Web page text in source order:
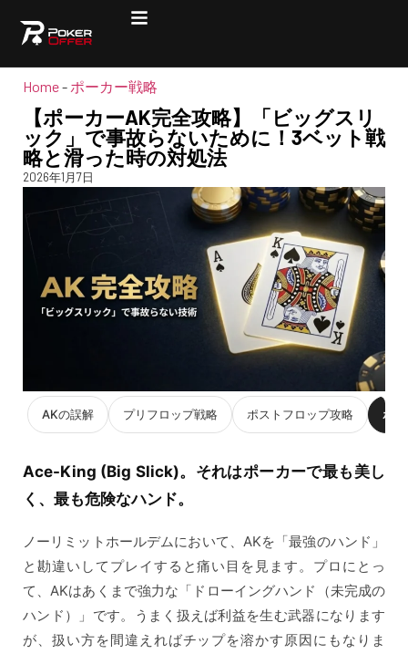
Home- ポーカー戦略
【ポーカーAK完全攻略】「ビッグスリ
ック」で事故らないために！3ベット戦
略と滑った時の対処法
2026年1月7日
AKの誤解 プリフロップ戦略 ポストフロップ攻略 ポ
Ace-King (Big Slick)。それはポーカーで最も美し
く、最も危険なハンド。
ノーリミットホールデムにおいて、AKを「最強のハンド」
と勘違いしてプレイすると痛い目を見ます。プロにとっ
て、AKはあくまで強力な「ドローイングハンド（未完成の
ハンド）」です。うまく扱えば利益を生む武器になります
が、扱い方を間違えればチップを溶かす原因にもなりま